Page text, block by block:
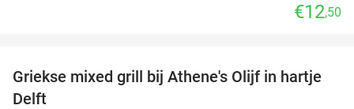
€12,50
26%
Griekse mixed grill bij Athene's Olijf in hartje
Delft